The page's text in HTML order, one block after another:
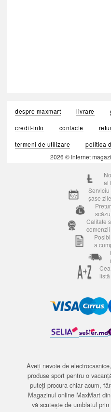
despre maxmart livrare
credit-info
contacte
termeni de utilizare
politica
2026 © Internet
al
Serviciu
șase
Calitate
a
Aveți nevoie de
produse sport pentru o
puteți procura chiar acum,
Magazinul online MaxMart
vă scutește de umblatul